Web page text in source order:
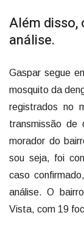
Além disso,
análise.
Gaspar segue
mosquito da
registrados no
transmissão de
morador do
sou seja, foi
caso
análise. O
Vista, com 19